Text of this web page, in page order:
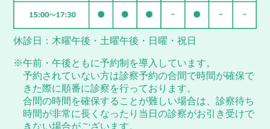
休診日：木曜午後・土曜午後・日曜・祝日
※午前・午後ともに予約制を導入しています。
予約されていない方は診察予約の合間で時間が確保で
きた際に順番に診察を行っております。
合間の時間を確保することが難しい場合は、診察待ち
時間が非常に長くなったり当日の診察がお引き受けで
きない場合がございます。